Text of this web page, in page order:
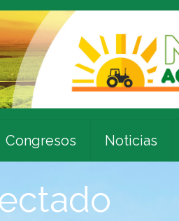
Congresos Noticias